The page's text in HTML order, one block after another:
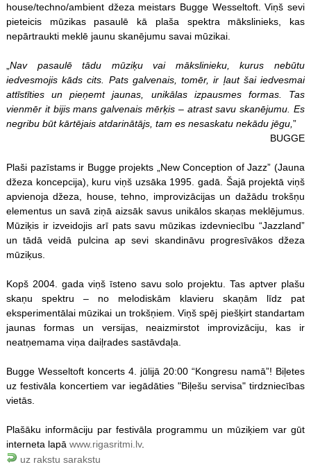
house/techno/ambient džeza meistars Bugge Wesseltoft. Viņš sevi
pieteicis mūzikas pasaulē kā plaša spektra mākslinieks, kas
nepārtraukti meklē jaunu skanējumu savai mūzikai.
Nav pasaulē tādu mūziķu vai mākslinieku, kurus nebūtu
iedvesmojis kāds cits. Pats galvenais, tomēr, ir ļaut šai iedvesmai
attīstīties un pieņemt jaunas, unikālas izpausmes formas. Tas
vienmēr it bijis mans galvenais mērķis – atrast savu skanējumu. Es
negribu būt kārtējais atdarinātājs, tam es nesaskatu nekādu jēgu, ”
BUGGE
Plaši pazīstams ir Bugge projekts „New Conception of Jazz” (Jauna
džeza koncepcija), kuru viņš uzsāka 1995. gadā. Šajā projektā viņš
apvienoja džeza, house, tehno, improvizācijas un dažādu trokšņu
elementus un savā ziņā aizsāk savus unikālos skaņas meklējumus.
Mūziķis ir izveidojis arī pats savu mūzikas izdevniecību “Jazzland”
un tādā veidā pulcina ap sevi skandināvu progresīvākos džeza
mūziķus.
Kopš 2004. gada viņš īsteno savu solo projektu. Tas aptver plašu
skaņu spektru – no melodiskām klavieru skaņām līdz pat
eksperimentālai mūzikai un trokšņiem. Viņš spēj piešķirt standartam
jaunas formas un versijas, neaizmirstot improvizāciju, kas ir
neatņemama viņa daiļrades sastāvdaļa.
Bugge Wesseltoft koncerts 4. jūlijā 20:00 “Kongresu namā”! Biļetes
uz festivāla koncertiem var iegādāties "Biļešu servisa" tirdzniecības
vietās.
Plašāku informāciju par festivāla programmu un mūziķiem var gūt
interneta lapā www.rigasritmi.lv.
uz rakstu sarakstu